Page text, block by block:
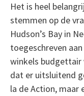
Het is heel
stemmen op de
Hudson’s Bay in
toegeschreven
winkels budgettair
dat er uitsluitend
la de Action, maar